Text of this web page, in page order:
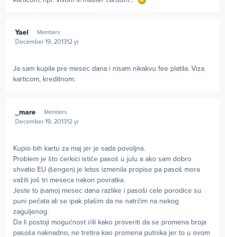
Yael Members
December 19, 201312 yr
Ja sam kupila pre mesec dana i nisam nikakvu fee platila. Viza
karticom, kreditnom.
_mare Members
December 19, 201312 yr
Kupio bih kartu za maj jer je sada povoljna.
Problem je što ćerkici ističe pasoš u julu a ako sam dobro
shvatio EU (šengen) je letos izmenila propise pa pasoš mora
važiti još tri meseca nakon povratka.
Jeste to (samo) mesec dana razlike i pasoši cele porodice su
puni pečata ali se ipak plašim da ne natrčim na nekog
zaguljenog.
Da li postoji mogućnost i/ili kako proveriti da se promena broja
pasoša naknadno, ne tretira kao promena putnika jer to u ovom